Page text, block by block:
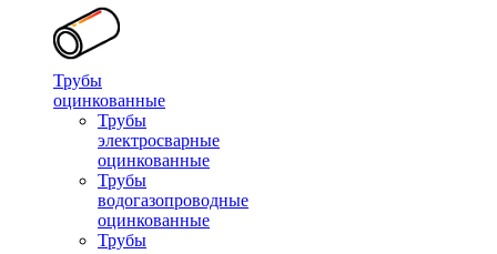
Трубы
оцинкованные
Трубы
электросварные
оцинкованные
Трубы
водогазопроводные
оцинкованные
Трубы